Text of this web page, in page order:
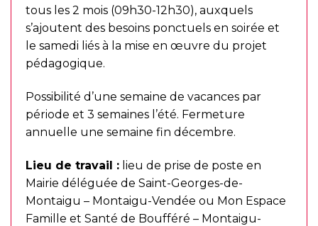
tous les 2 mois (09h30-12h30), auxquels
s’ajoutent des besoins ponctuels en soirée et
le samedi liés à la mise en œuvre du projet
pédagogique.
Possibilité d’une semaine de vacances par
période et 3 semaines l’été. Fermeture
annuelle une semaine fin décembre.
Lieu de travail : lieu de prise de poste en
Mairie déléguée de Saint-Georges-de-
Montaigu – Montaigu-Vendée ou Mon Espace
Famille et Santé de Boufféré – Montaigu-